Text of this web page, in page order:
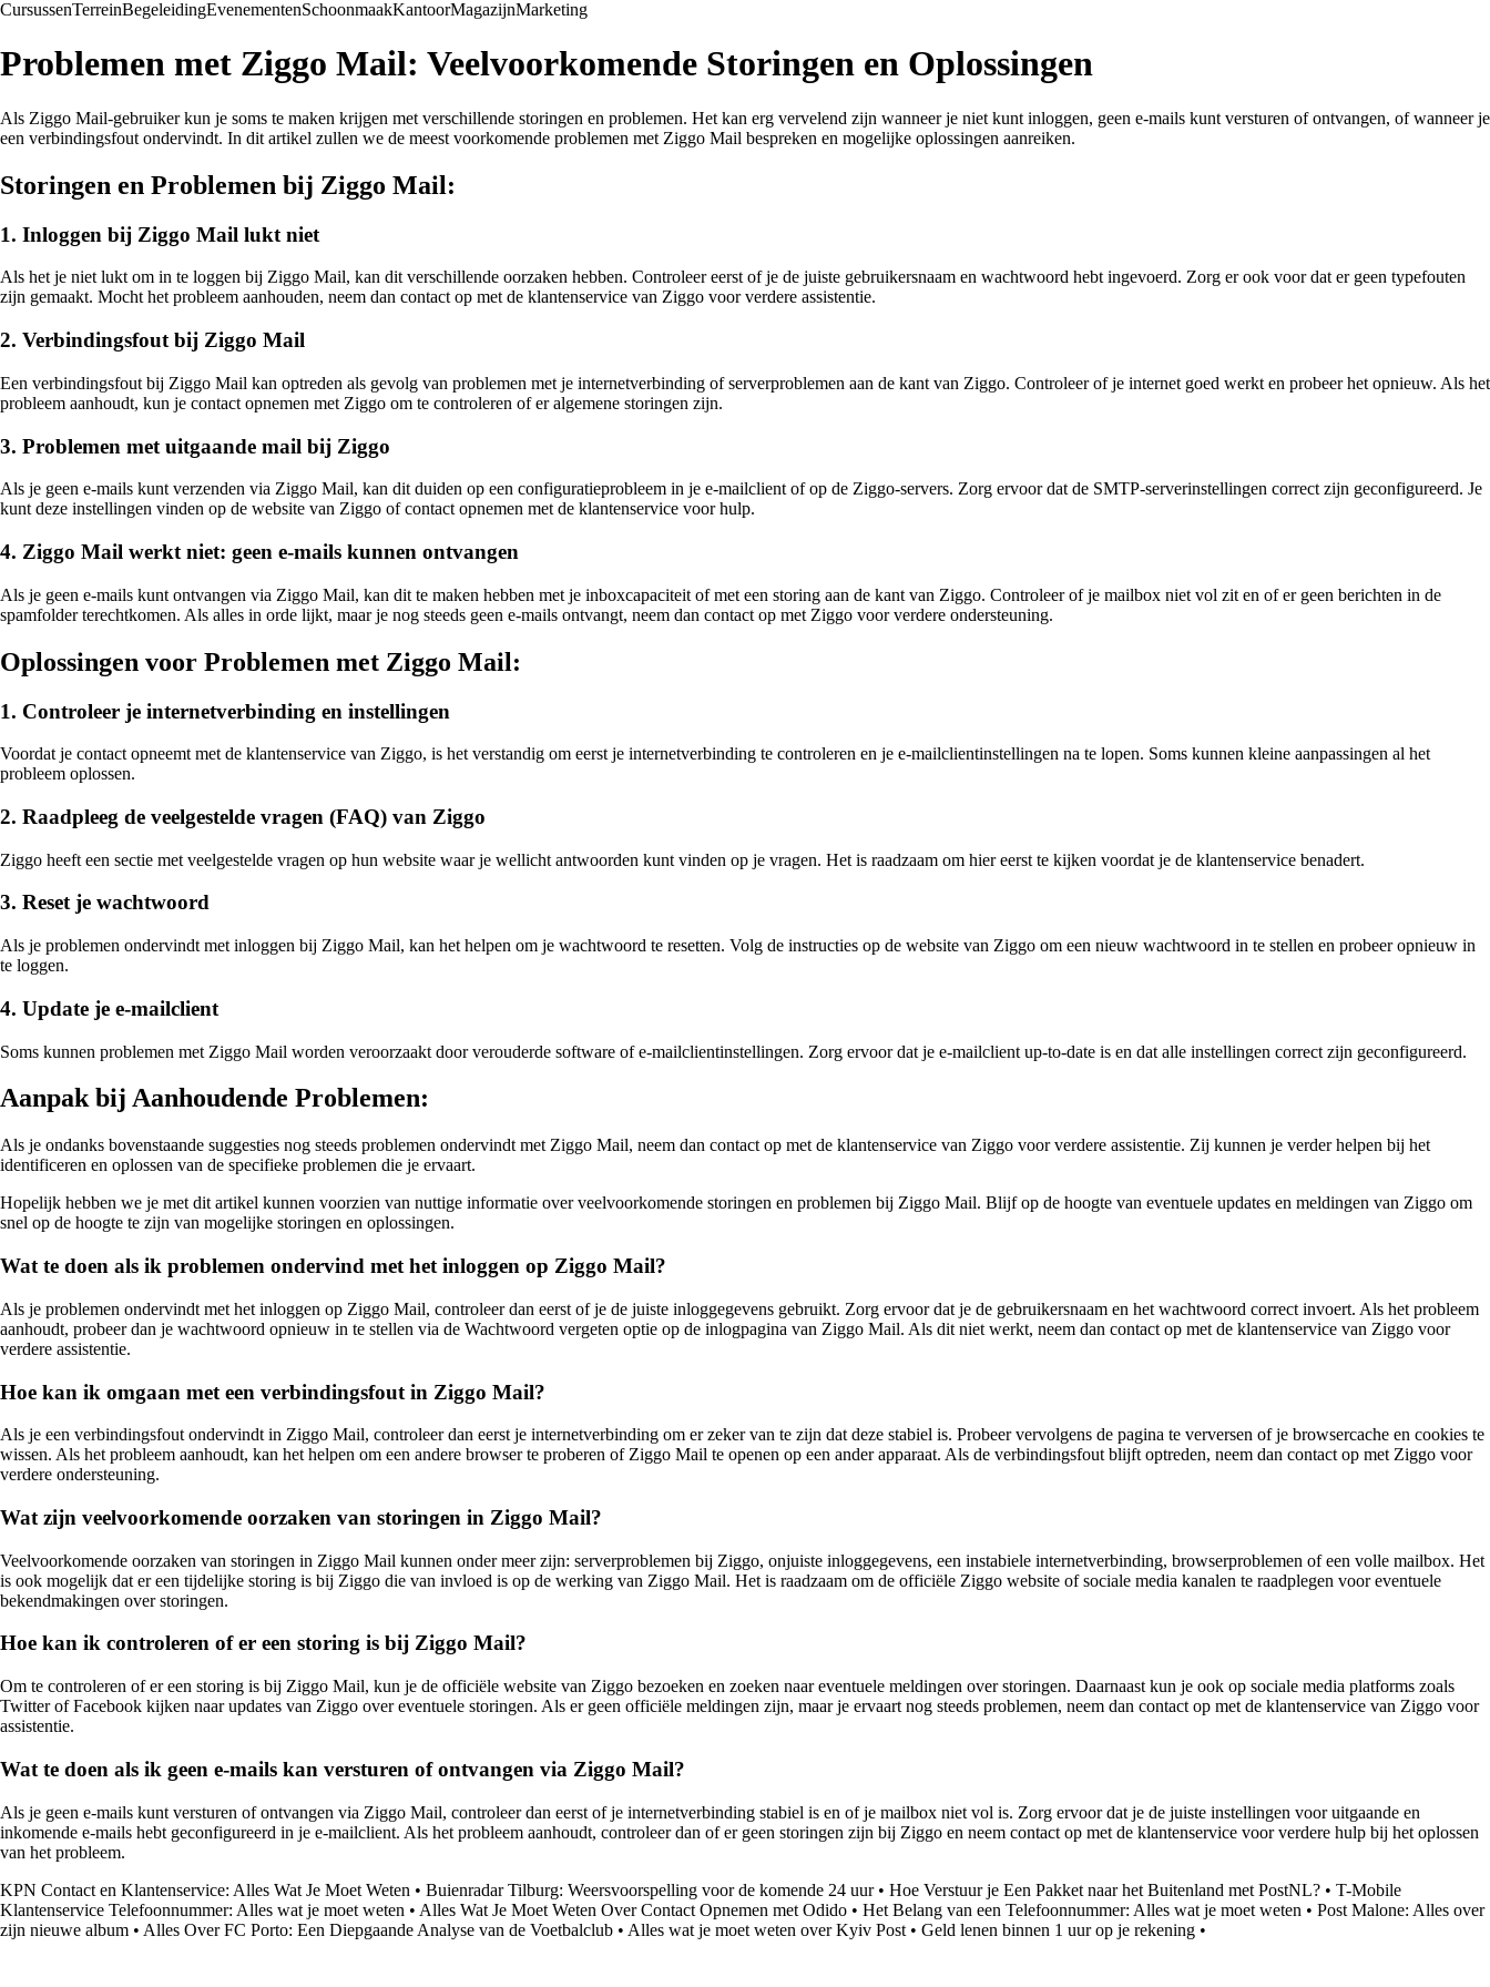
CursussenTerreinBegeleidingEvenementenSchoonmaakKantoorMagazijnMarketing
Problemen met Ziggo Mail: Veelvoorkomende Storingen en Oplossingen
Als Ziggo Mail-gebruiker kun je soms te maken krijgen met verschillende storingen en problemen. Het kan erg vervelend zijn wanneer je niet kunt inloggen, geen e-mails kunt versturen of ontvangen, of wanneer je
een verbindingsfout ondervindt. In dit artikel zullen we de meest voorkomende problemen met Ziggo Mail bespreken en mogelijke oplossingen aanreiken.
Storingen en Problemen bij Ziggo Mail:
1. Inloggen bij Ziggo Mail lukt niet
Als het je niet lukt om in te loggen bij Ziggo Mail, kan dit verschillende oorzaken hebben. Controleer eerst of je de juiste gebruikersnaam en wachtwoord hebt ingevoerd. Zorg er ook voor dat er geen typefouten
zijn gemaakt. Mocht het probleem aanhouden, neem dan contact op met de klantenservice van Ziggo voor verdere assistentie.
2. Verbindingsfout bij Ziggo Mail
Een verbindingsfout bij Ziggo Mail kan optreden als gevolg van problemen met je internetverbinding of serverproblemen aan de kant van Ziggo. Controleer of je internet goed werkt en probeer het opnieuw. Als het
probleem aanhoudt, kun je contact opnemen met Ziggo om te controleren of er algemene storingen zijn.
3. Problemen met uitgaande mail bij Ziggo
Als je geen e-mails kunt verzenden via Ziggo Mail, kan dit duiden op een configuratieprobleem in je e-mailclient of op de Ziggo-servers. Zorg ervoor dat de SMTP-serverinstellingen correct zijn geconfigureerd. Je
kunt deze instellingen vinden op de website van Ziggo of contact opnemen met de klantenservice voor hulp.
4. Ziggo Mail werkt niet: geen e-mails kunnen ontvangen
Als je geen e-mails kunt ontvangen via Ziggo Mail, kan dit te maken hebben met je inboxcapaciteit of met een storing aan de kant van Ziggo. Controleer of je mailbox niet vol zit en of er geen berichten in de
spamfolder terechtkomen. Als alles in orde lijkt, maar je nog steeds geen e-mails ontvangt, neem dan contact op met Ziggo voor verdere ondersteuning.
Oplossingen voor Problemen met Ziggo Mail:
1. Controleer je internetverbinding en instellingen
Voordat je contact opneemt met de klantenservice van Ziggo, is het verstandig om eerst je internetverbinding te controleren en je e-mailclientinstellingen na te lopen. Soms kunnen kleine aanpassingen al het
probleem oplossen.
2. Raadpleeg de veelgestelde vragen (FAQ) van Ziggo
Ziggo heeft een sectie met veelgestelde vragen op hun website waar je wellicht antwoorden kunt vinden op je vragen. Het is raadzaam om hier eerst te kijken voordat je de klantenservice benadert.
3. Reset je wachtwoord
Als je problemen ondervindt met inloggen bij Ziggo Mail, kan het helpen om je wachtwoord te resetten. Volg de instructies op de website van Ziggo om een nieuw wachtwoord in te stellen en probeer opnieuw in
te loggen.
4. Update je e-mailclient
Soms kunnen problemen met Ziggo Mail worden veroorzaakt door verouderde software of e-mailclientinstellingen. Zorg ervoor dat je e-mailclient up-to-date is en dat alle instellingen correct zijn geconfigureerd.
Aanpak bij Aanhoudende Problemen:
Als je ondanks bovenstaande suggesties nog steeds problemen ondervindt met Ziggo Mail, neem dan contact op met de klantenservice van Ziggo voor verdere assistentie. Zij kunnen je verder helpen bij het
identificeren en oplossen van de specifieke problemen die je ervaart.
Hopelijk hebben we je met dit artikel kunnen voorzien van nuttige informatie over veelvoorkomende storingen en problemen bij Ziggo Mail. Blijf op de hoogte van eventuele updates en meldingen van Ziggo om
snel op de hoogte te zijn van mogelijke storingen en oplossingen.
Wat te doen als ik problemen ondervind met het inloggen op Ziggo Mail?
Als je problemen ondervindt met het inloggen op Ziggo Mail, controleer dan eerst of je de juiste inloggegevens gebruikt. Zorg ervoor dat je de gebruikersnaam en het wachtwoord correct invoert. Als het probleem
aanhoudt, probeer dan je wachtwoord opnieuw in te stellen via de Wachtwoord vergeten optie op de inlogpagina van Ziggo Mail. Als dit niet werkt, neem dan contact op met de klantenservice van Ziggo voor
verdere assistentie.
Hoe kan ik omgaan met een verbindingsfout in Ziggo Mail?
Als je een verbindingsfout ondervindt in Ziggo Mail, controleer dan eerst je internetverbinding om er zeker van te zijn dat deze stabiel is. Probeer vervolgens de pagina te verversen of je browsercache en cookies te
wissen. Als het probleem aanhoudt, kan het helpen om een andere browser te proberen of Ziggo Mail te openen op een ander apparaat. Als de verbindingsfout blijft optreden, neem dan contact op met Ziggo voor
verdere ondersteuning.
Wat zijn veelvoorkomende oorzaken van storingen in Ziggo Mail?
Veelvoorkomende oorzaken van storingen in Ziggo Mail kunnen onder meer zijn: serverproblemen bij Ziggo, onjuiste inloggegevens, een instabiele internetverbinding, browserproblemen of een volle mailbox. Het
is ook mogelijk dat er een tijdelijke storing is bij Ziggo die van invloed is op de werking van Ziggo Mail. Het is raadzaam om de officiële Ziggo website of sociale media kanalen te raadplegen voor eventuele
bekendmakingen over storingen.
Hoe kan ik controleren of er een storing is bij Ziggo Mail?
Om te controleren of er een storing is bij Ziggo Mail, kun je de officiële website van Ziggo bezoeken en zoeken naar eventuele meldingen over storingen. Daarnaast kun je ook op sociale media platforms zoals
Twitter of Facebook kijken naar updates van Ziggo over eventuele storingen. Als er geen officiële meldingen zijn, maar je ervaart nog steeds problemen, neem dan contact op met de klantenservice van Ziggo voor
assistentie.
Wat te doen als ik geen e-mails kan versturen of ontvangen via Ziggo Mail?
Als je geen e-mails kunt versturen of ontvangen via Ziggo Mail, controleer dan eerst of je internetverbinding stabiel is en of je mailbox niet vol is. Zorg ervoor dat je de juiste instellingen voor uitgaande en
inkomende e-mails hebt geconfigureerd in je e-mailclient. Als het probleem aanhoudt, controleer dan of er geen storingen zijn bij Ziggo en neem contact op met de klantenservice voor verdere hulp bij het oplossen
van het probleem.
KPN Contact en Klantenservice: Alles Wat Je Moet Weten • Buienradar Tilburg: Weersvoorspelling voor de komende 24 uur• Hoe Verstuur je Een Pakket naar het Buitenland met PostNL? • T-Mobile
Klantenservice Telefoonnummer: Alles wat je moet weten • Alles Wat Je Moet Weten Over Contact Opnemen met Odido • Het Belang van een Telefoonnummer: Alles wat je moet weten • Post Malone: Alles over
zijn nieuwe album • Alles Over FC Porto: Een Diepgaande Analyse van de Voetbalclub • Alles wat je moet weten over Kyiv Post • Geld lenen binnen 1 uur op je rekening •